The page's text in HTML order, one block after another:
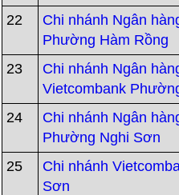
22
Chi nhánh Ngân
Phường Hàm Rồng
23
Chi nhánh Ngân
Vietcombank
24
Chi nhánh Ngân
Phường Nghi Sơn
25
Chi nhánh
Sơn